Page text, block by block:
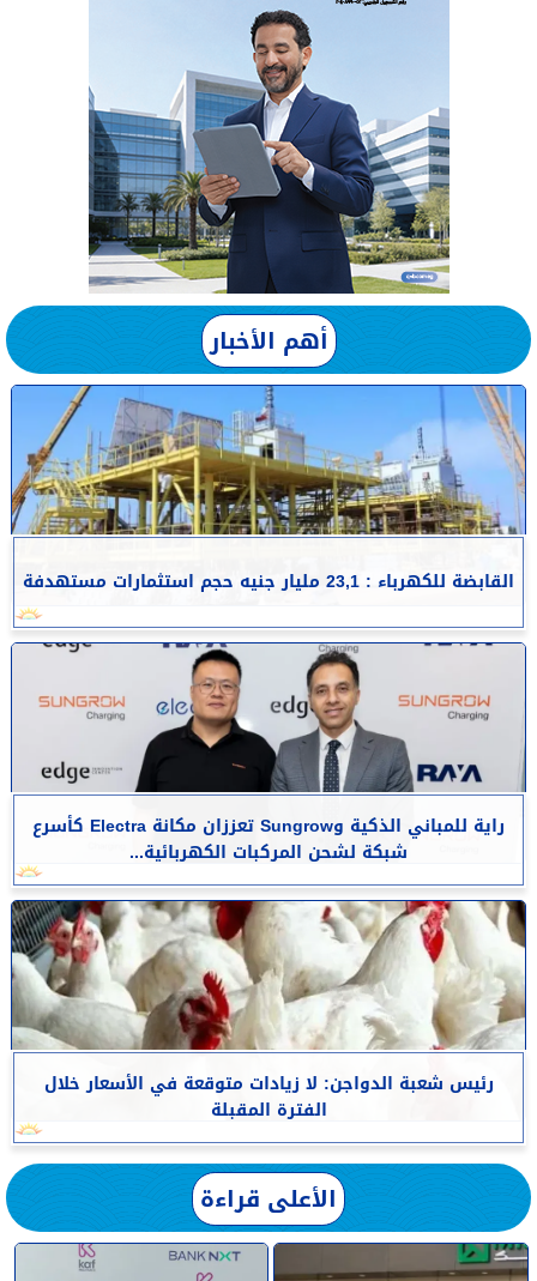
أهم الأخبار
القابضة للكهرباء : 23,1 مليار جنيه حجم استثمارات مستهدفة
راية للمباني الذكية وSungrow تعززان مكانة Electra كأسرع
شبكة لشحن المركبات الكهربائية...
رئيس شعبة الدواجن: لا زيادات متوقعة في الأسعار خلال
الفترة المقبلة
الأعلى قراءة